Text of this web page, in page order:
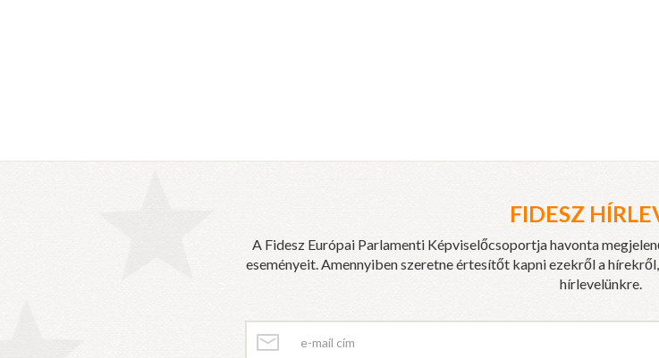
FIDESZ
A Fidesz Európai Parlamenti Képviselőcsoportja havonta
eseményeit. Amennyiben szeretne értesítőt kapni ezekről a
hírlevelünkre.